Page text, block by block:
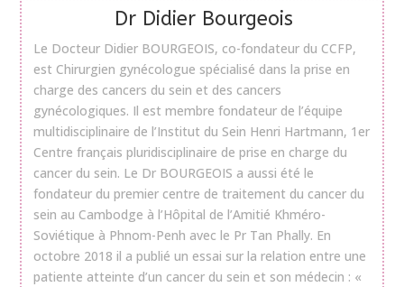
Dr Didier Bourgeois
Le Docteur Didier BOURGEOIS, co-fondateur du CCFP,
est Chirurgien gynécologue spécialisé dans la prise en
charge des cancers du sein et des cancers
gynécologiques. Il est membre fondateur de l’équipe
multidisciplinaire de l’Institut du Sein Henri Hartmann, 1er
Centre français pluridisciplinaire de prise en charge du
cancer du sein. Le Dr BOURGEOIS a aussi été le
fondateur du premier centre de traitement du cancer du
sein au Cambodge à l’Hôpital de l’Amitié Khméro-
Soviétique à Phnom-Penh avec le Pr Tan Phally. En
octobre 2018 il a publié un essai sur la relation entre une
patiente atteinte d’un cancer du sein et son médecin : «